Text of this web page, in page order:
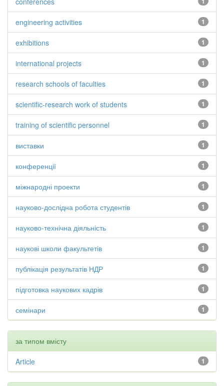
1
engineering activities
1
exhibitions
1
international projects
1
research schools of faculties
1
scientific-research work of students
1
training of scientific personnel
1
виставки
1
конференції
1
міжнародні проекти
1
науково-дослідна робота студентів
1
науково-технічна діяльність
1
наукові школи факультетів
1
публікація результатів НДР
1
підготовка наукових кадрів
1
семінари
за типом вмісту
1
Article